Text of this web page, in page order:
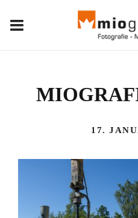
17.